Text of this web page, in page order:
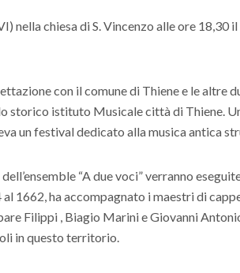
nella chiesa di S. Vincenzo alle ore 18,30
con il comune di Thiene e le altre
storico istituto Musicale città di Thiene.
un festival dedicato alla musica antica
“A due voci” verranno
1662, ha accompagnato i maestri di
Filippi , Biagio Marini e Giovanni
in questo territorio.